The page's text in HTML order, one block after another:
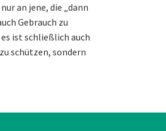
an jene, die „dann
Gebrauch zu
ist schließlich auch
schützen, sondern